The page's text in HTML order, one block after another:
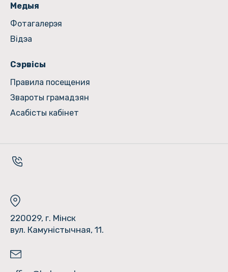
Медыя
Фотагалерэя
Відэа
Сэрвісы
Правила посещения
Звароты грамадзян
Асабісты кабінет
220029, г. Мінск
вул. Камуністычная, 11.